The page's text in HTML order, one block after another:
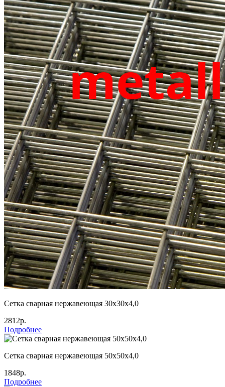
Сетка сварная нержавеющая 30х30х4,0
2812р.
Подробнее
Сетка сварная нержавеющая 50х50х4,0
1848р.
Подробнее